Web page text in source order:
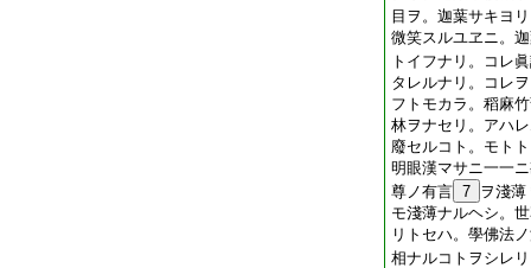
目ヲ。迦葉サキヨ
微笑スルユヱニ。
トイフナリ。コレ
タレルナリ。コレ
フトモカラ。稻麻
林ヲナセリ。アハ
廢セルコト。モト
明眼漢マサニ一一
尊ノ有言 7 ヲ淺薄
モ淺薄ナルヘシ。
リトセハ。學佛法
相ナルコトヲシレ